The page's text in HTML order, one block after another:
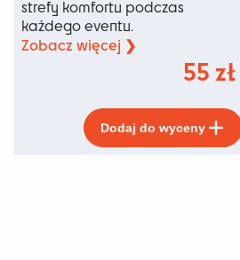
strefy komfortu podczas
każdego eventu.
Zobacz więcej ❯
55 zł
Dodaj do wyceny